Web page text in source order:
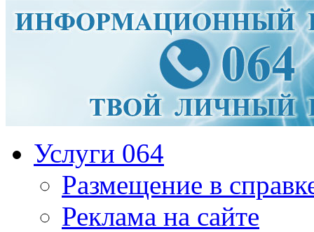
Услуги 064
Размещение в
Реклама на сайте